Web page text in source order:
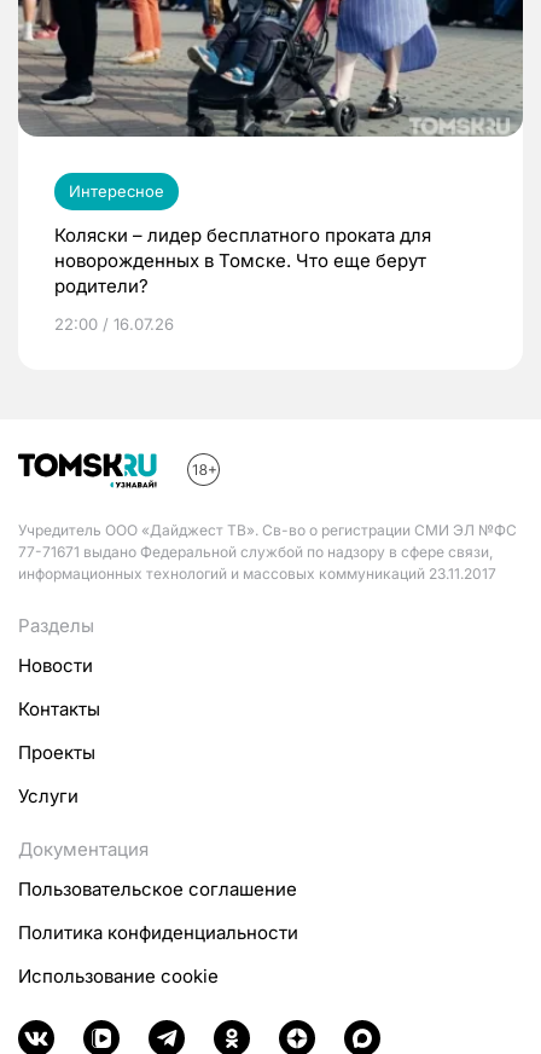
Интересное
Коляски – лидер бесплатного проката для
новорожденных в Томске. Что еще берут
родители?
22:00 / 16.07.26
Учредитель ООО «Дайджест ТВ». Св-во о регистрации СМИ ЭЛ №ФС
77-71671 выдано Федеральной службой по надзору в сфере связи,
информационных технологий и массовых коммуникаций 23.11.2017
Разделы
Новости
Контакты
Проекты
Услуги
Документация
Пользовательское соглашение
Политика конфиденциальности
Использование cookie